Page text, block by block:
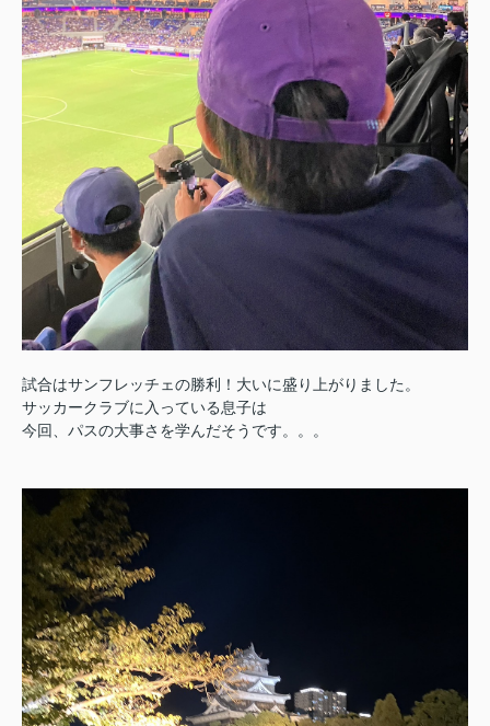
試合はサンフレッチェの勝利！大いに盛り上がりました。
サッカークラブに入っている息子は
今回、パスの大事さを学んだそうです。。。